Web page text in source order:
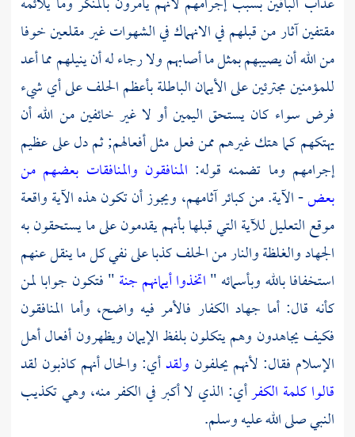
مقتفين آثار من قبلهم في الانهماك في الشهوات غير مقلعين خوفا
من الله أن يصيبهم بمثل ما أصابهم ولا رجاء له أن ينيلهم مما أعد
للمؤمنين مجترئين على الأيمان الباطلة بأعظم الحلف على أي شيء
فرض سواء كان يستحق اليمين أو لا غير خائفين من الله أن
يهتكهم كما هتك غيرهم ممن فعل مثل أفعالهم; ثم دل على عظيم
إجرامهم وما تضمنه قوله: المنافقون والمنافقات بعضهم من
بعض- الآية. من كبائر آثامهم، ويجوز أن تكون هذه الآية واقعة
موقع التعليل للآية التي قبلها بأنهم يقدمون على ما يستحقون به
الجهاد والغلظة والنار من الحلف كذبا على نفي كل ما ينقل عنهم
استخفافا بالله وبأسمائه "اتخذوا أيمانهم جنة" فتكون جوابا لمن
كأنه قال: أما جهاد الكفار فالأمر فيه واضح، وأما المنافقون
فكيف يجاهدون وهم يتكلون بلفظ الإيمان ويظهرون أفعال أهل
الإسلام فقال: لأنهم يحلفون ولقدأي: والحال أنهم كاذبون لقد
قالوا كلمة الكفرأي: الذي لا أكبر في الكفر منه، وهي تكذيب
النبي صلى الله عليه وسلم.